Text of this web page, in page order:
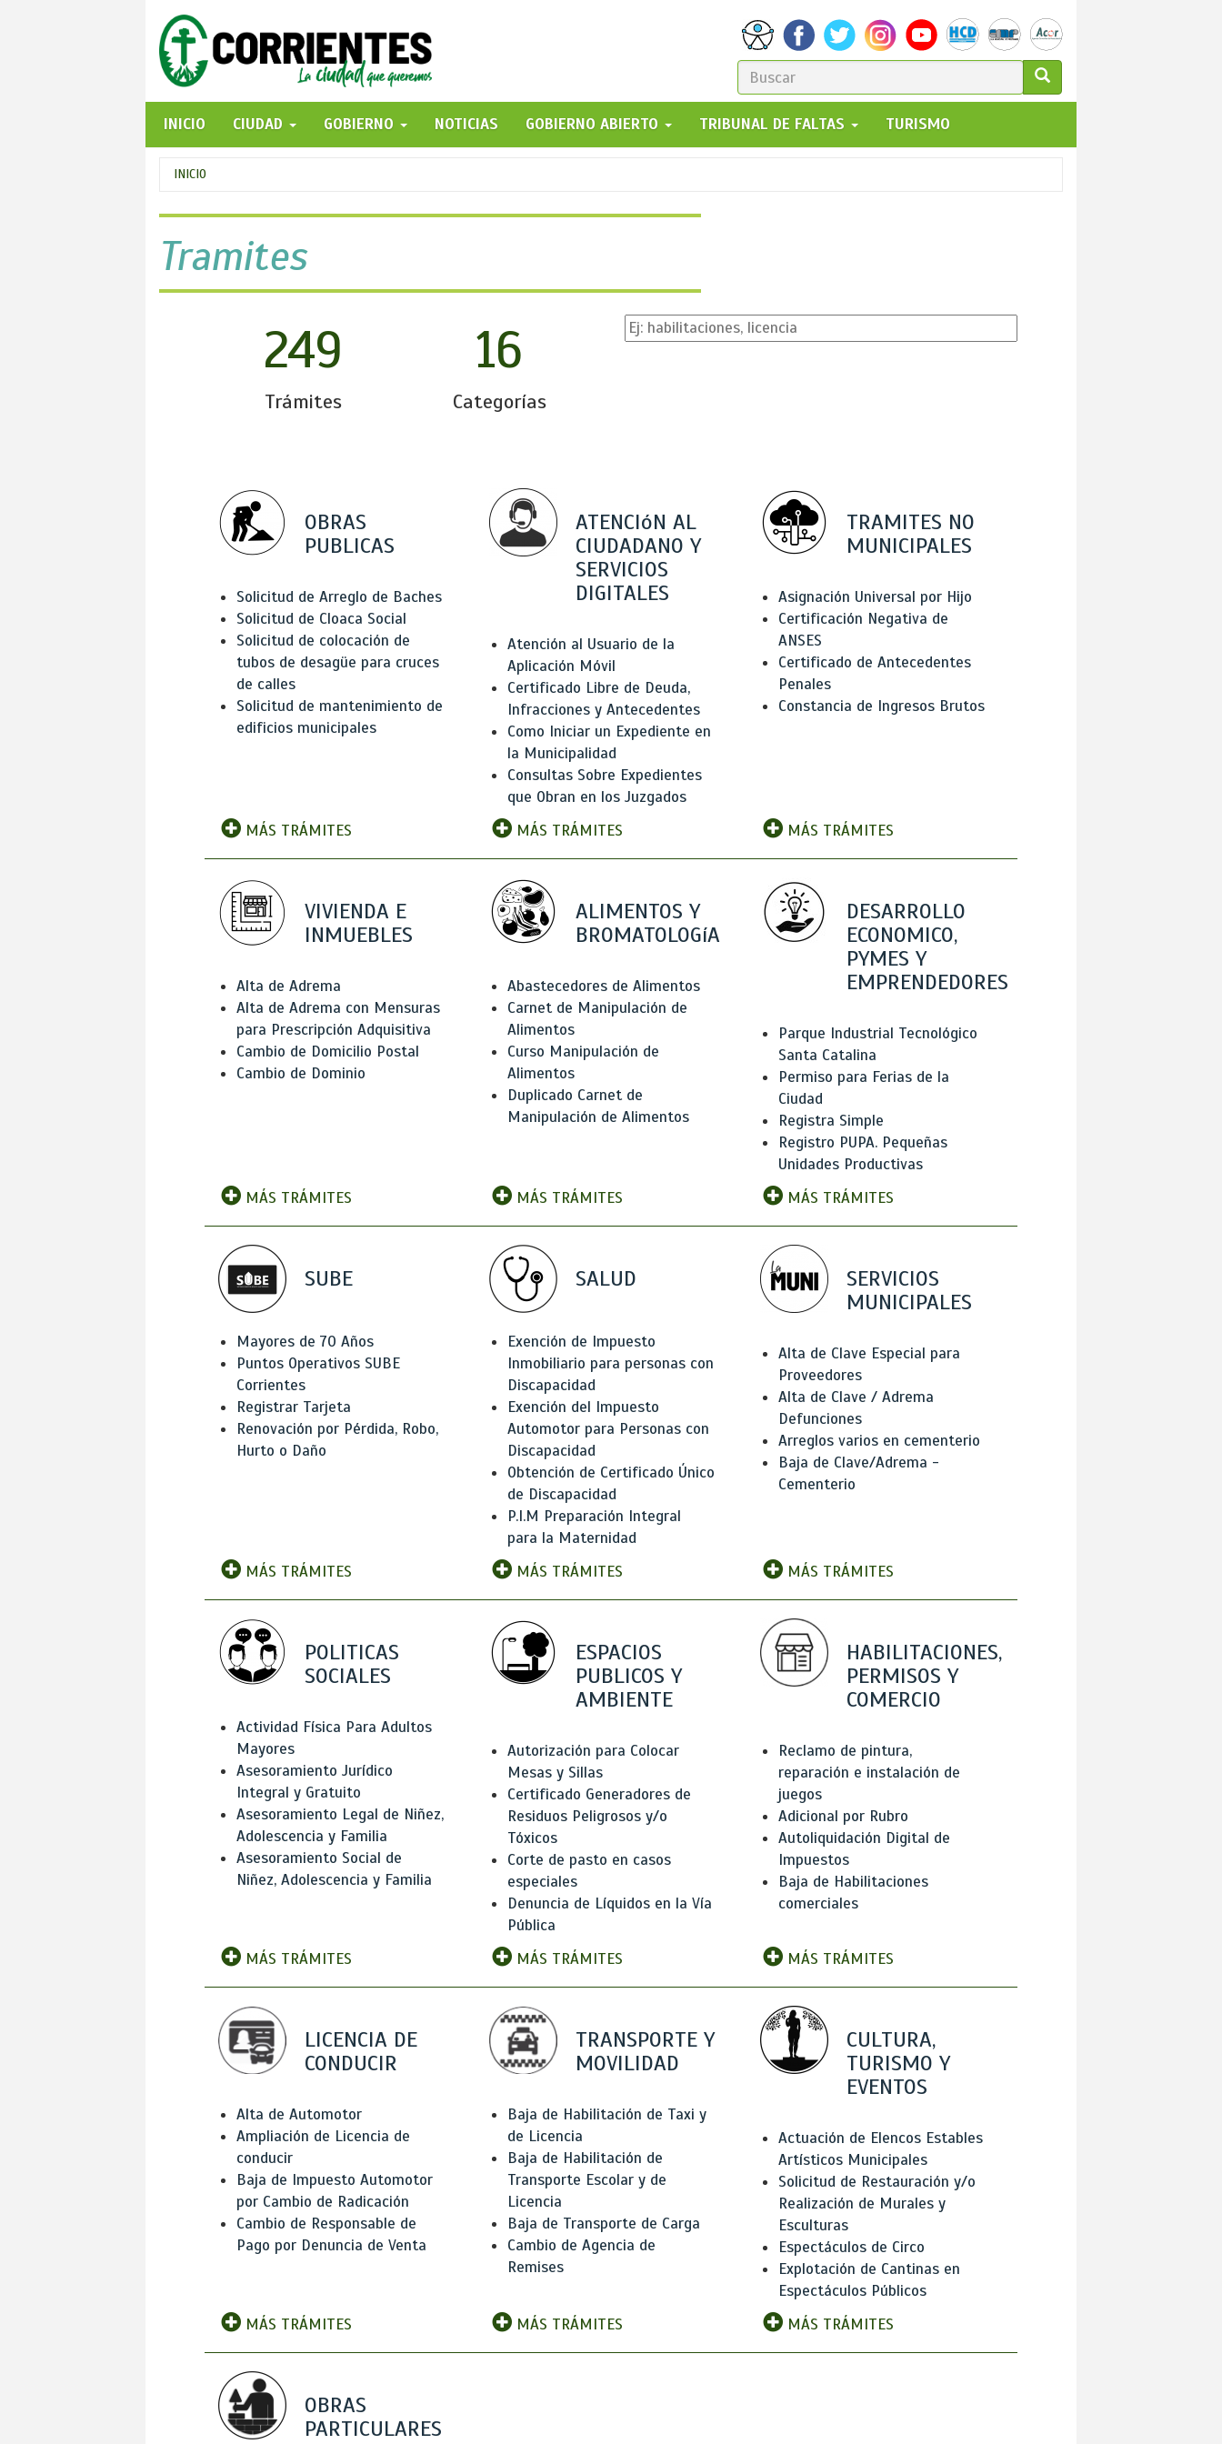
FORMULARIO
DE
BÚSQUEDA
GO!
INICIO
CIUDAD GOBIERNO NOTICIAS GOBIERNO ABIERTO TRIBUNAL DE FALTAS TURISMO
Se
encuentra
usted
aquí
INICIO
Tramites
249
Trámites
16
Categorías
OBRAS
PUBLICAS
Solicitud de Arreglo de Baches
Solicitud de Cloaca Social
Solicitud de colocación de
tubos de desagüe para cruces
de calles
Solicitud de mantenimiento de
edificios municipales
MÁS TRÁMITES
ATENCIóN AL
CIUDADANO Y
SERVICIOS
DIGITALES
Atención al Usuario de la
Aplicación Móvil
Certificado Libre de Deuda,
Infracciones y Antecedentes
Como Iniciar un Expediente en
la Municipalidad
Consultas Sobre Expedientes
que Obran en los Juzgados
MÁS TRÁMITES
TRAMITES NO
MUNICIPALES
Asignación Universal por Hijo
Certificación Negativa de
ANSES
Certificado de Antecedentes
Penales
Constancia de Ingresos Brutos
MÁS TRÁMITES
VIVIENDA E
INMUEBLES
Alta de Adrema
Alta de Adrema con Mensuras
para Prescripción Adquisitiva
Cambio de Domicilio Postal
Cambio de Dominio
MÁS TRÁMITES
ALIMENTOS Y
BROMATOLOGíA
Abastecedores de Alimentos
Carnet de Manipulación de
Alimentos
Curso Manipulación de
Alimentos
Duplicado Carnet de
Manipulación de Alimentos
MÁS TRÁMITES
DESARROLLO
ECONOMICO,
PYMES Y
EMPRENDEDORES
Parque Industrial Tecnológico
Santa Catalina
Permiso para Ferias de la
Ciudad
Registra Simple
Registro PUPA. Pequeñas
Unidades Productivas
MÁS TRÁMITES
SUBE
Mayores de 70 Años
Puntos Operativos SUBE
Corrientes
Registrar Tarjeta
Renovación por Pérdida, Robo,
Hurto o Daño
MÁS TRÁMITES
SALUD
Exención de Impuesto
Inmobiliario para personas con
Discapacidad
Exención del Impuesto
Automotor para Personas con
Discapacidad
Obtención de Certificado Único
de Discapacidad
P.I.M Preparación Integral
para la Maternidad
MÁS TRÁMITES
SERVICIOS
MUNICIPALES
Alta de Clave Especial para
Proveedores
Alta de Clave / Adrema
Defunciones
Arreglos varios en cementerio
Baja de Clave/Adrema -
Cementerio
MÁS TRÁMITES
POLITICAS
SOCIALES
Actividad Física Para Adultos
Mayores
Asesoramiento Jurídico
Integral y Gratuito
Asesoramiento Legal de Niñez,
Adolescencia y Familia
Asesoramiento Social de
Niñez, Adolescencia y Familia
MÁS TRÁMITES
ESPACIOS
PUBLICOS Y
AMBIENTE
Autorización para Colocar
Mesas y Sillas
Certificado Generadores de
Residuos Peligrosos y/o
Tóxicos
Corte de pasto en casos
especiales
Denuncia de Líquidos en la Vía
Pública
MÁS TRÁMITES
HABILITACIONES,
PERMISOS Y
COMERCIO
Reclamo de pintura,
reparación e instalación de
juegos
Adicional por Rubro
Autoliquidación Digital de
Impuestos
Baja de Habilitaciones
comerciales
MÁS TRÁMITES
LICENCIA DE
CONDUCIR
Alta de Automotor
Ampliación de Licencia de
conducir
Baja de Impuesto Automotor
por Cambio de Radicación
Cambio de Responsable de
Pago por Denuncia de Venta
MÁS TRÁMITES
TRANSPORTE Y
MOVILIDAD
Baja de Habilitación de Taxi y
de Licencia
Baja de Habilitación de
Transporte Escolar y de
Licencia
Baja de Transporte de Carga
Cambio de Agencia de
Remises
MÁS TRÁMITES
CULTURA,
TURISMO Y
EVENTOS
Actuación de Elencos Estables
Artísticos Municipales
Solicitud de Restauración y/o
Realización de Murales y
Esculturas
Espectáculos de Circo
Explotación de Cantinas en
Espectáculos Públicos
MÁS TRÁMITES
OBRAS
PARTICULARES